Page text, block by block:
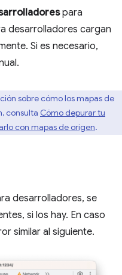
para
desarrolladores cargan
Si es necesario,
sobre cómo los mapas de
consulta Cómo depurar tu
con mapas de origen.
desarrolladores, se
si los hay. En caso
similar al siguiente.